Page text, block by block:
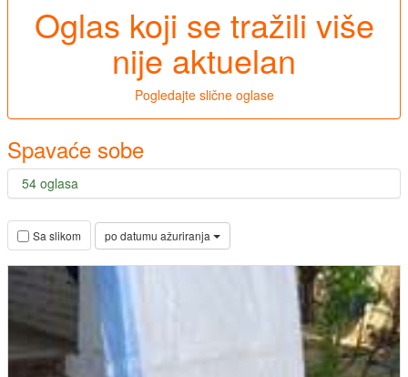
Oglas koji se tražili više
nije aktuelan
Pogledajte slične oglase
Spavaće sobe
54 oglasa
Sa slikom po datumu ažuriranja